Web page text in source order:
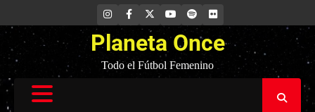
INSTAGRAM
FACEBOOK YOUTUBE
SPOTIFYFLICKR
Planeta Once
Todo el Fútbol Femenino